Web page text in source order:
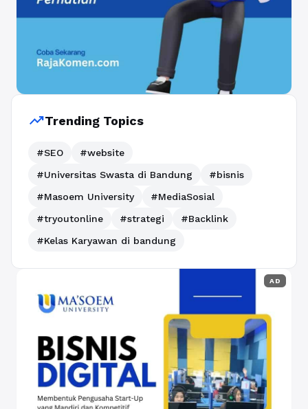
trending_upTrending Topics
#SEO
#website
#Universitas Swasta di Bandung
#bisnis
#Masoem University
#MediaSosial
#tryoutonline
#strategi
#Backlink
#Kelas Karyawan di bandung
AD